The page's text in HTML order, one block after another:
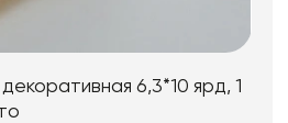
6,3*10 ярд, 1